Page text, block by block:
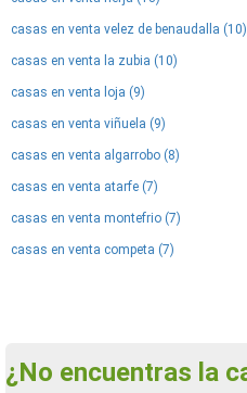
casas en venta velez de benaudalla (10)
casas en venta la zubia (10)
casas en venta loja (9)
casas en venta viñuela (9)
casas en venta algarrobo (8)
casas en venta atarfe (7)
casas en venta montefrio (7)
casas en venta competa (7)
¿No encuentras la casa en venta que